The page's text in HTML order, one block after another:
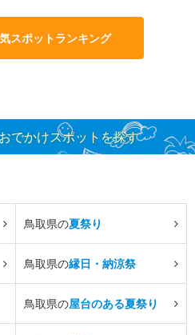
スポットランキング
でかけスポットを探す
鳥取県の夏祭り
鳥取県の縁日・納涼祭
鳥取県の屋台のある夏祭り